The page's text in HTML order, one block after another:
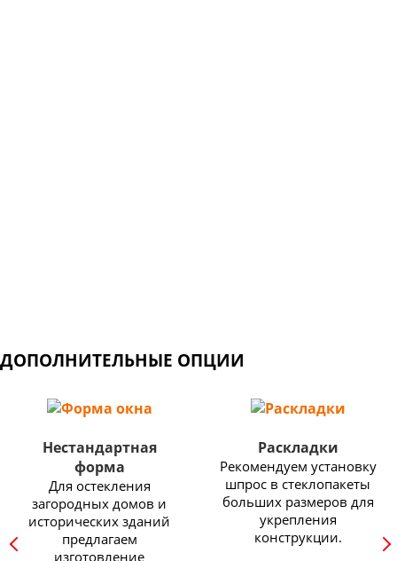
ДОПОЛНИТЕЛЬНЫЕ ОПЦИИ
Нестандартная
форма
Для остекления
загородных домов и
исторических зданий
предлагаем
изготовление
Раскладки
Рекомендуем установку
шпрос в стеклопакеты
больших размеров для
укрепления
конструкции.